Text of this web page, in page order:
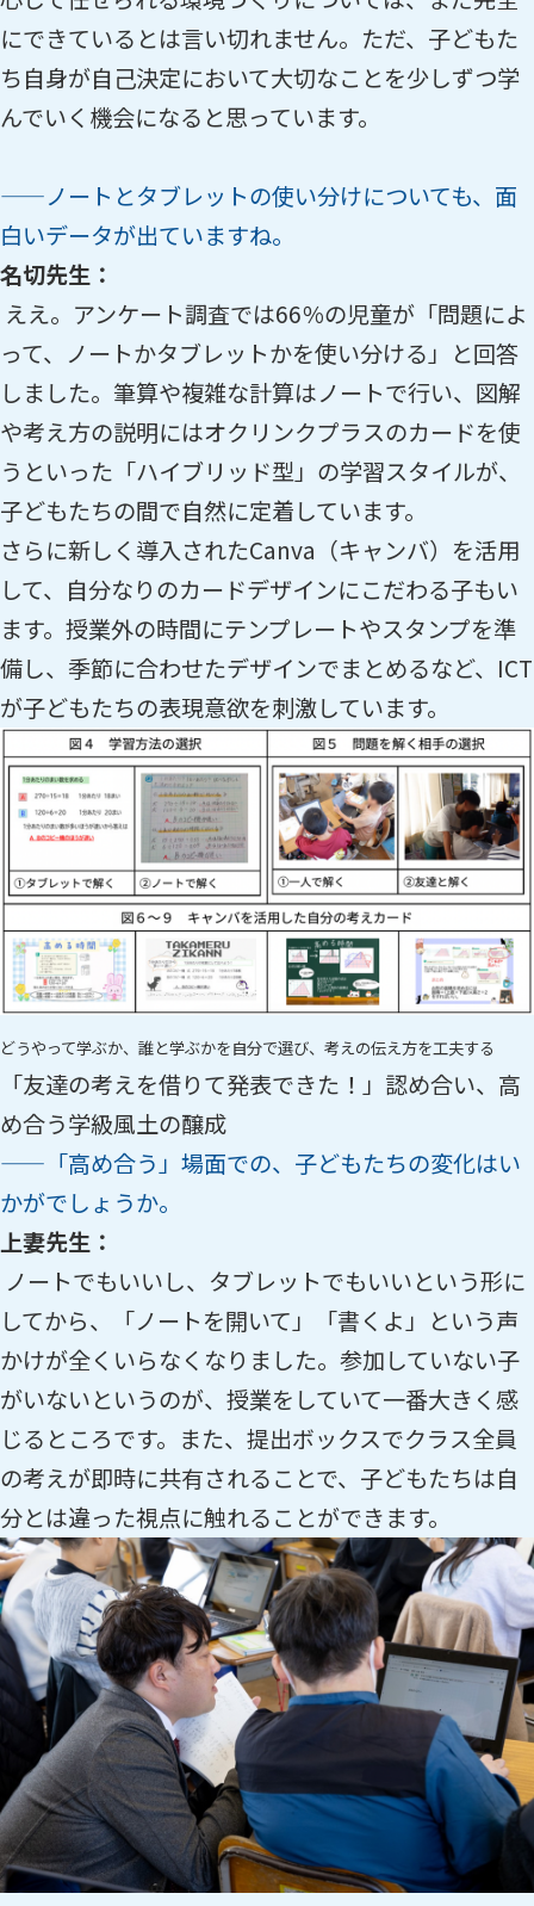
にできているとは言い切れません。ただ、子どもた
ち自身が自己決定において大切なことを少しずつ学
んでいく機会になると思っています。
——ノートとタブレットの使い分けについても、面
白いデータが出ていますね。
名切先生：
ええ。アンケート調査では66％の児童が「問題によ
って、ノートかタブレットかを使い分ける」と回答
しました。筆算や複雑な計算はノートで行い、図解
や考え方の説明にはオクリンクプラスのカードを使
うといった「ハイブリッド型」の学習スタイルが、
子どもたちの間で自然に定着しています。
さらに新しく導入されたCanva（キャンバ）を活用
して、自分なりのカードデザインにこだわる子もい
ます。授業外の時間にテンプレートやスタンプを準
備し、季節に合わせたデザインでまとめるなど、ICT
が子どもたちの表現意欲を刺激しています。
どうやって学ぶか、誰と学ぶかを自分で選び、考えの伝え方を工夫する
「友達の考えを借りて発表できた！」認め合い、高
め合う学級風土の醸成
——「高め合う」場面での、子どもたちの変化はい
かがでしょうか。
上妻先生：
ノートでもいいし、タブレットでもいいという形に
してから、「ノートを開いて」「書くよ」という声
かけが全くいらなくなりました。参加していない子
がいないというのが、授業をしていて一番大きく感
じるところです。また、提出ボックスでクラス全員
の考えが即時に共有されることで、子どもたちは自
分とは違った視点に触れることができます。